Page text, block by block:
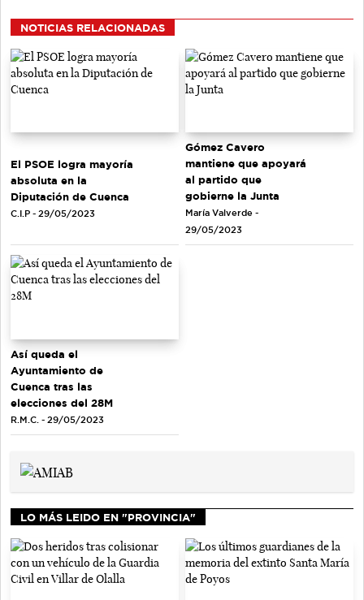
NOTICIAS RELACIONADAS
El PSOE logra mayoría
absoluta en la
Diputación de Cuenca
C.I.P - 29/05/2023
Gómez Cavero
mantiene que apoyará
al partido que
gobierne la Junta
María Valverde -
29/05/2023
Así queda el
Ayuntamiento de
Cuenca tras las
elecciones del 28M
R.M.C. - 29/05/2023
LO MÁS LEIDO EN "PROVINCIA"